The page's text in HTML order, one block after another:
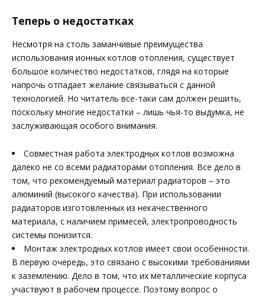
Теперь о недостатках
Несмотря на столь заманчивые преимущества
использования ионных котлов отопления, существует
большое количество недостатков, глядя на которые
напрочь отпадает желание связываться с данной
технологией. Но читатель все-таки сам должен решить,
поскольку многие недостатки – лишь чья-то выдумка, не
заслуживающая особого внимания.
Совместная работа электродных котлов возможна
далеко не со всеми радиаторами отопления. Все дело в
том, что рекомендуемый материал радиаторов – это
алюминий (высокого качества). При использовании
радиаторов изготовленных из некачественного
материала, с наличием примесей, электропроводность
системы понизится.
Монтаж электродных котлов имеет свои особенности.
В первую очередь, это связано с высокими требованиями
к заземлению. Дело в том, что их металлические корпуса
участвуют в рабочем процессе. Поэтому вопрос о